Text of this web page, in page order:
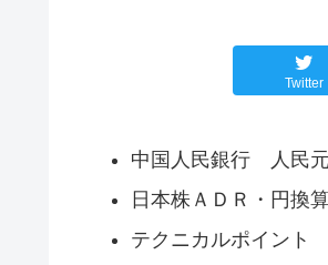
Twitter
中国人民銀行 人民
日本株ＡＤＲ・円換
テクニカルポイント